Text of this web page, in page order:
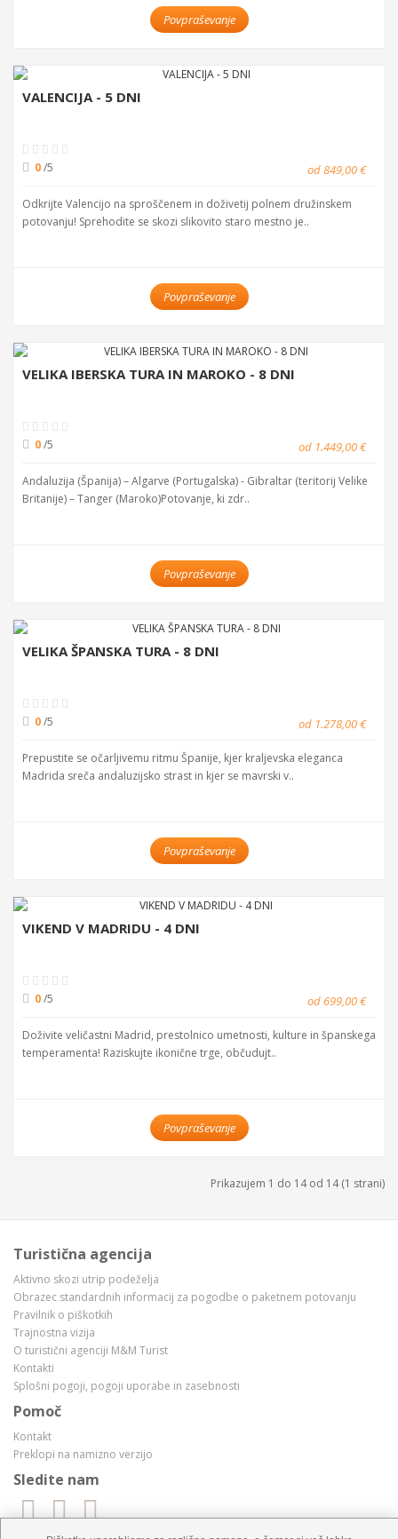
Povpraševanje
VALENCIJA - 5 DNI
0/5 od 849,00 €
Odkrijte Valencijo na sproščenem in doživetij polnem družinskem
potovanju! Sprehodite se skozi slikovito staro mestno je..
Povpraševanje
VELIKA IBERSKA TURA IN MAROKO - 8 DNI
0/5 od 1.449,00 €
Andaluzija (Španija) – Algarve (Portugalska) - Gibraltar (teritorij Velike
Britanije) – Tanger (Maroko)Potovanje, ki zdr..
Povpraševanje
VELIKA ŠPANSKA TURA - 8 DNI
0/5 od 1.278,00 €
Prepustite se očarljivemu ritmu Španije, kjer kraljevska eleganca
Madrida sreča andaluzijsko strast in kjer se mavrski v..
Povpraševanje
VIKEND V MADRIDU - 4 DNI
0/5 od 699,00 €
Doživite veličastni Madrid, prestolnico umetnosti, kulture in španskega
temperamenta! Raziskujte ikonične trge, občudujt..
Povpraševanje
Prikazujem 1 do 14 od 14 (1 strani)
Turistična agencija
Aktivno skozi utrip podeželja
Obrazec standardnih informacij za pogodbe o paketnem potovanju
Pravilnik o piškotkih
Trajnostna vizija
O turistični agenciji M&M Turist
Kontakti
Splošni pogoji, pogoji uporabe in zasebnosti
Pomoč
Kontakt
Preklopi na namizno verzijo
Sledite nam